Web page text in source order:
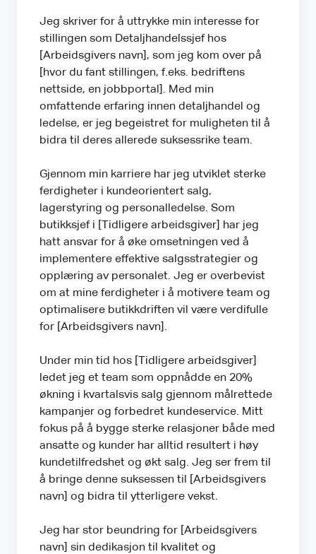
Jeg skriver for å uttrykke min interesse for
stillingen som Detaljhandelssjef hos
[Arbeidsgivers navn], som jeg kom over på
[hvor du fant stillingen, f.eks. bedriftens
nettside, en jobbportal]. Med min
omfattende erfaring innen detaljhandel og
ledelse, er jeg begeistret for muligheten til å
bidra til deres allerede suksessrike team.
Gjennom min karriere har jeg utviklet sterke
ferdigheter i kundeorientert salg,
lagerstyring og personalledelse. Som
butikksjef i [Tidligere arbeidsgiver] har jeg
hatt ansvar for å øke omsetningen ved å
implementere effektive salgsstrategier og
opplæring av personalet. Jeg er overbevist
om at mine ferdigheter i å motivere team og
optimalisere butikkdriften vil være verdifulle
for [Arbeidsgivers navn].
Under min tid hos [Tidligere arbeidsgiver]
ledet jeg et team som oppnådde en 20%
økning i kvartalsvis salg gjennom målrettede
kampanjer og forbedret kundeservice. Mitt
fokus på å bygge sterke relasjoner både med
ansatte og kunder har alltid resultert i høy
kundetilfredshet og økt salg. Jeg ser frem til
å bringe denne suksessen til [Arbeidsgivers
navn] og bidra til ytterligere vekst.
Jeg har stor beundring for [Arbeidsgivers
navn] sin dedikasjon til kvalitet og